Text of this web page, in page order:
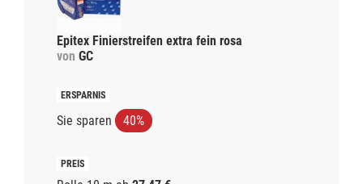
Epitex Finierstreifen extra fein rosa
von GC
Sie sparen 40%